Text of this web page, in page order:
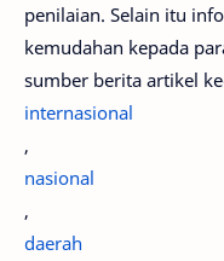
penilaian. Selain itu
kemudahan kepada
sumber berita artikel
internasional
,
nasional
,
daerah